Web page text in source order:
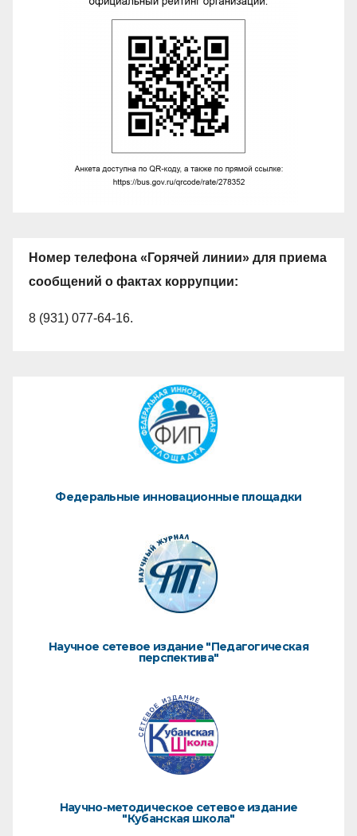
Номер телефона «Горячей линии» для приема
сообщений о фактах коррупции:
8 (931) 077-64-16.
Федеральные инновационные площадки
Научное сетевое издание "Педагогическая
перспектива"
Научно-методическое сетевое издание
"Кубанская школа"